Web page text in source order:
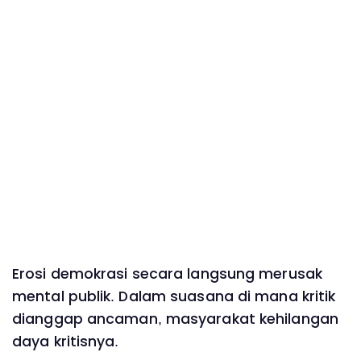
Erosi demokrasi secara langsung merusak
mental publik. Dalam suasana di mana kritik
dianggap ancaman, masyarakat kehilangan
daya kritisnya.